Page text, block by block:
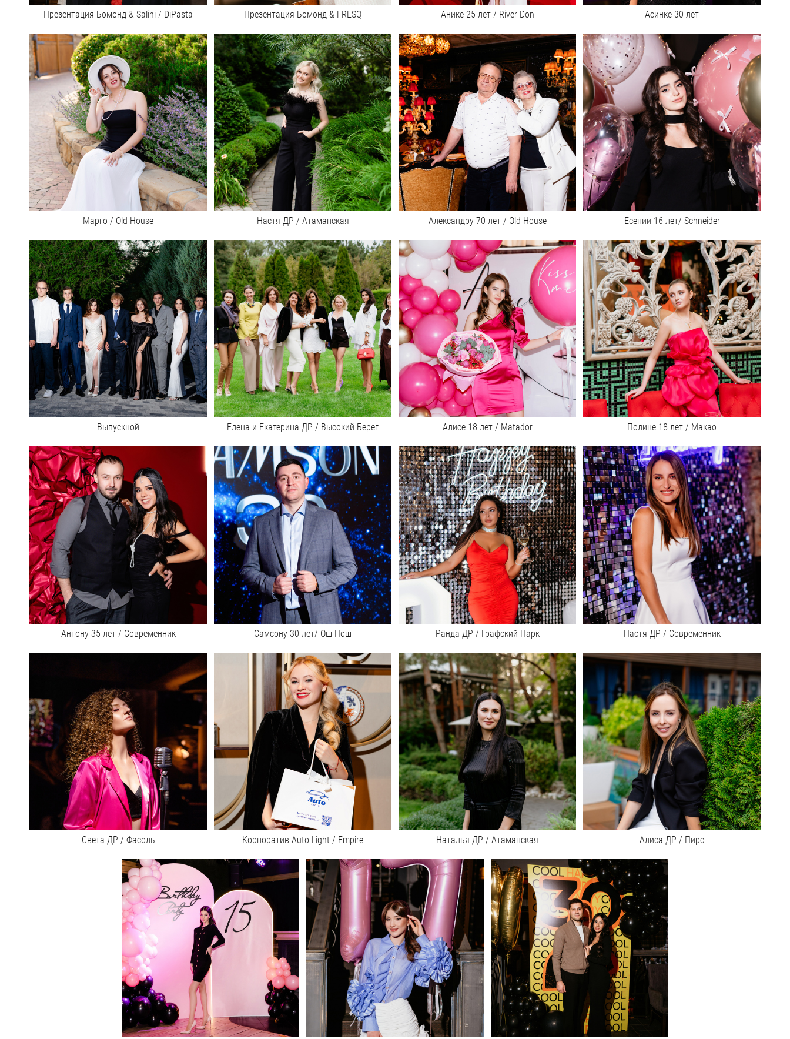
Презентация Бомонд & Salini / DiPasta Презентация Бомонд & FRESQ Анике 25 лет / River Don Асинке 30 лет
Марго / Old House Настя ДР / Атаманская Александру 70 лет / Old House Есении 16 лет/ Schneider
Выпускной Елена и Екатерина ДР / Высокий Берег Алисе 18 лет / Matador Полине 18 лет / Макао
Антону 35 лет / Современник Самсону 30 лет/ Ош Пош Ранда ДР / Графский Парк Настя ДР / Современник
Света ДР / Фасоль Корпоратив Auto Light / Empire Наталья ДР / Атаманская Алиса ДР / Пирс